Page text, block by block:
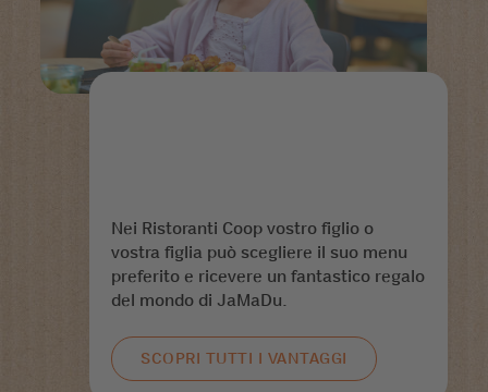
Nei Ristoranti Coop vostro figlio o
vostra figlia può scegliere il suo menu
preferito e ricevere un fantastico regalo
del mondo di JaMaDu.
SCOPRI TUTTI I VANTAGGI